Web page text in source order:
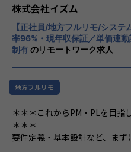
スをもらいながら成長の糧を得
【勤続年数が長い理由】
勤続20年以上のエンジニアが5
に見合う給与を支給している
ットで気軽に相談できる風土が
せないことがリーダーの仕事」
ルが生じたら、リーダーが必
問題を抱えるようなことはあ
また、代表との距離が近いとこ
理由です。代表には「従業員が
【勤続年数が長い理由】
勤続20年以上のエンジニアが
名。長く活躍する理由はエン
に見合う給与を支給しているこ
ットで気軽に相談できる風土
ルが生じたら、リーダーが必ず
また、代表との距離が近いと
理由です。代表には「従業員が
という思いがあり、エンジニ
◆通信会社様カードシステム基
◆保険会社IT部門側の基幹シ
◆不動産賃貸領域における新規
発
◆某電力系システム子会社向け
ムの更改プロジェクト など
＜以下の経験を生かせます＞
・AWSを用いたスケーラビリ
計・構築
・構成管理ツールによる
株式会社イズム
【正社員/地方フルリモ/シス
率96%・現年収保証／単価連
制有のリモートワーク求人
地方フルリモ
＊＊＊これからPM・PLを目指
＊＊＊
要件定義・基本設計など、ま